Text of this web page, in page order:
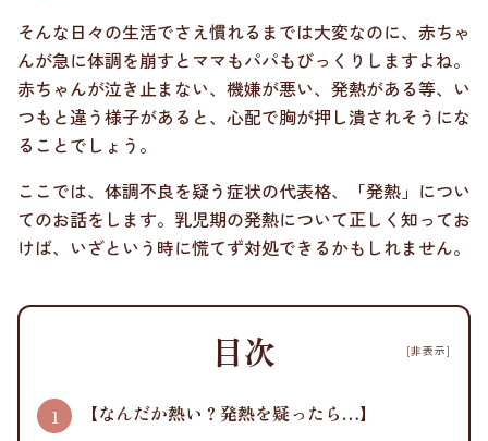
そんな日々の生活でさえ慣れるまでは大変なのに、赤ちゃ
んが急に体調を崩すとママもパパもびっくりしますよね。
赤ちゃんが泣き止まない、機嫌が悪い、発熱がある等、い
つもと違う様子があると、心配で胸が押し潰されそうにな
ることでしょう。
ここでは、体調不良を疑う症状の代表格、「発熱」につい
てのお話をします。乳児期の発熱について正しく知ってお
けば、いざという時に慌てず対処できるかもしれません。
[非表示]
目次
【なんだか熱い？発熱を疑ったら…】